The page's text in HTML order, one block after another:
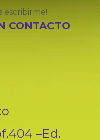
escribirme!
CONTACTO
–Ed.